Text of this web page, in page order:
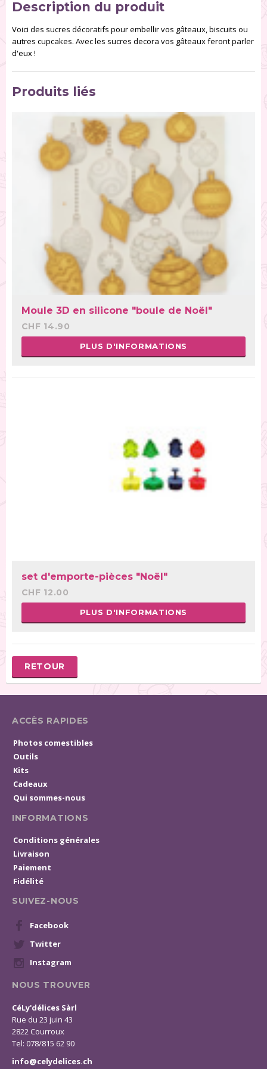
Description du produit
Voici des sucres décoratifs pour embellir vos gâteaux, biscuits ou
autres cupcakes. Avec les sucres decora vos gâteaux feront parler
d'eux !
Produits liés
Moule 3D en silicone "boule de Noël"
CHF 14.90
PLUS D'INFORMATIONS
set d'emporte-pièces "Noël"
CHF 12.00
PLUS D'INFORMATIONS
RETOUR
ACCÈS RAPIDES
Photos comestibles
Outils
Kits
Cadeaux
Qui sommes-nous
INFORMATIONS
Conditions générales
Livraison
Paiement
Fidélité
SUIVEZ-NOUS
Facebook
Twitter
Instagram
NOUS TROUVER
CéLy'délices Sàrl
Rue du 23 juin 43
2822 Courroux
Tel: 078/815 62 90
info@celydelices.ch